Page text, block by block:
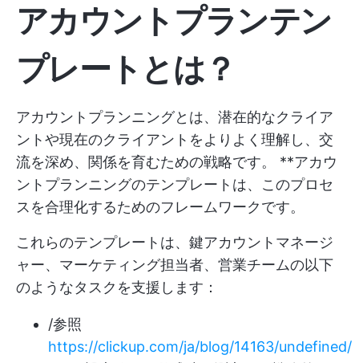
アカウントプランテン
プレートとは？
アカウントプランニングとは、潜在的なクライア
ントや現在のクライアントをよりよく理解し、交
流を深め、関係を育むための戦略です。 **アカウ
ントプランニングのテンプレートは、このプロセ
スを合理化するためのフレームワークです。
これらのテンプレートは、鍵アカウントマネージ
ャー、マーケティング担当者、営業チームの以下
のようなタスクを支援します：
/参照
https://clickup.com/ja/blog/14163/undefined/